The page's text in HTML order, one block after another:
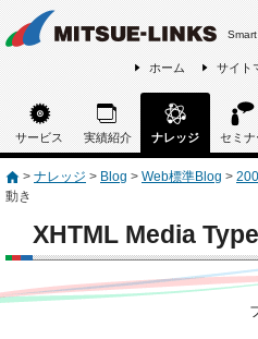
ホーム サイト
サービス 実績紹介 ナレッジ セミナ
> ナレッジ > Blog > Web標準Blog >
動き
XHTML Media